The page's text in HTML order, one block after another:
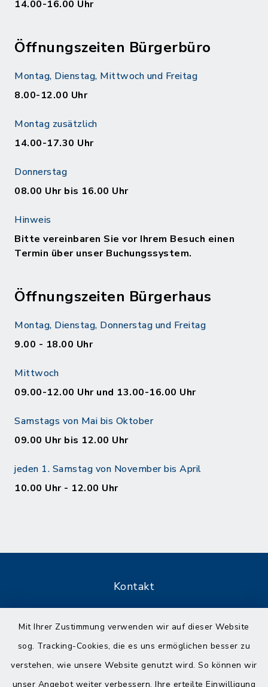
Mit Ihrer Zustimmung verwenden wir auf dieser Website
sog. Tracking-Cookies, die es uns ermöglichen besser zu
verstehen, wie unsere Website genutzt wird. So können wir
unser Angebot weiter verbessern. Ihre erteilte Einwilligung
14.00-16.00 Uhr
Öffnungszeiten Bürgerbüro
Montag, Dienstag, Mittwoch und Freitag
8.00-12.00 Uhr
Montag zusätzlich
14.00-17.30 Uhr
Donnerstag
08.00 Uhr bis 16.00 Uhr
Hinweis
Bitte vereinbaren Sie vor Ihrem Besuch einen
Termin über unser Buchungssystem.
Öffnungszeiten Bürgerhaus
Montag, Dienstag, Donnerstag und Freitag
9.00 - 18.00 Uhr
Mittwoch
09.00-12.00 Uhr und 13.00-16.00 Uhr
Samstags von Mai bis Oktober
09.00 Uhr bis 12.00 Uhr
jeden 1. Samstag von November bis April
10.00 Uhr - 12.00 Uhr
Kontakt
Datenschutz
Impressum